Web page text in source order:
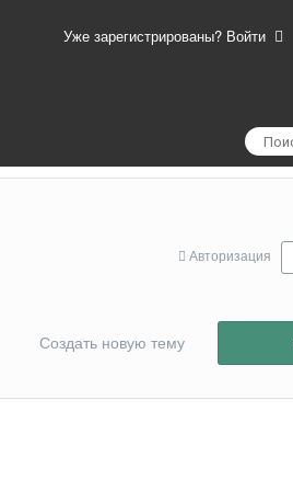
Уже зарегистрированы? Войти
Авторизация
Создать новую тему